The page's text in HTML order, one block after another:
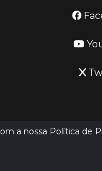
a nossa Política de